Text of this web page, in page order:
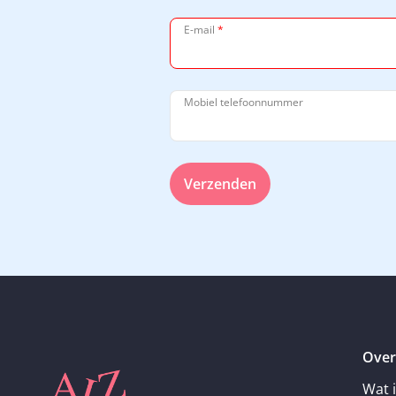
E-mail *
Mobiel telefoonnummer
Verzenden
Wat